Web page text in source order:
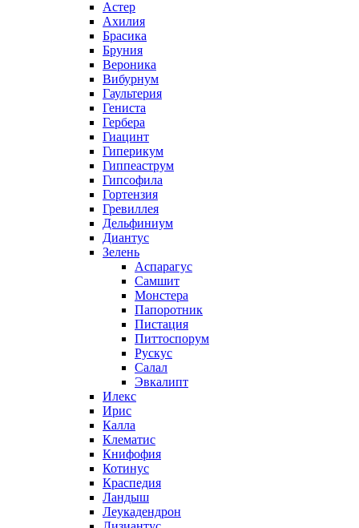
Астер
Ахилия
Брасика
Бруния
Вероника
Вибурнум
Гаультерия
Гениста
Гербера
Гиацинт
Гиперикум
Гиппеаструм
Гипсофила
Гортензия
Гревиллея
Дельфиниум
Диантус
Зелень
Аспарагус
Самшит
Монстера
Папоротник
Пистация
Питтоспорум
Рускус
Салал
Эвкалипт
Илекс
Ирис
Калла
Клематис
Книфофия
Котинус
Краспедия
Ландыш
Леукадендрон